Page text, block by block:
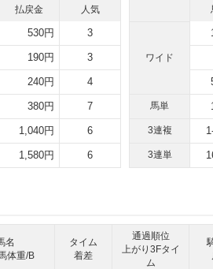
払戻金 人気
530円 3
190円 3
240円 4
380円 7
1,040円 6
1,580円 6
ワイド
馬単
3連複
3連単
名
体重/B
タイム
着差
通過順位
上がり3Fタイ
ム